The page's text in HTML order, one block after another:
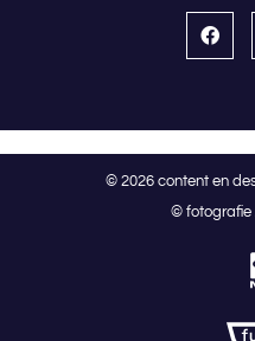
© 2026 content en
© fotografie